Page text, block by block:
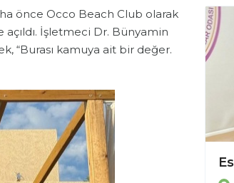
önce Occo Beach Club olarak
İşletmeci Dr. Bünyamin
“Burası kamuya ait bir değer.